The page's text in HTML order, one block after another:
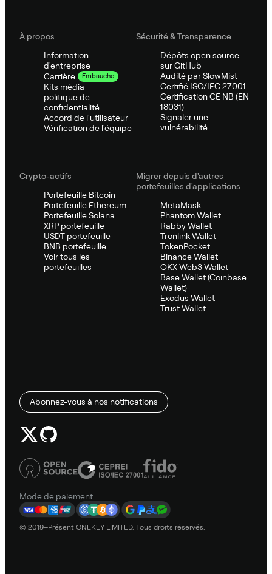
À propos
Information
d'entreprise
Carrière
Embauche
Kits média
politique de
confidentialité
Accord de l'utilisateur
Vérification de l'équipe
Sécurité & Transparence
Dépôts open source
sur GitHub
Audité par SlowMist
Certifié ISO/IEC 27001
Certification CE NB (EN
18031)
Signaler une
vulnérabilité
Crypto-actifs
Portefeuille Bitcoin
Portefeuille Ethereum
Portefeuille Solana
XRP portefeuille
USDT portefeuille
BNB portefeuille
Voir tous les
portefeuilles
Migrer depuis d'autres
portefeuilles d'applications
MetaMask
Phantom Wallet
Rabby Wallet
Tronlink Wallet
TokenPocket
Binance Wallet
OKX Web3 Wallet
Base Wallet (Coinbase
Wallet)
Exodus Wallet
Trust Wallet
Abonnez-vous à nos notifications
Mode de paiement
© 2019–Présent ONEKEY LIMITED. Tous droits réservés.